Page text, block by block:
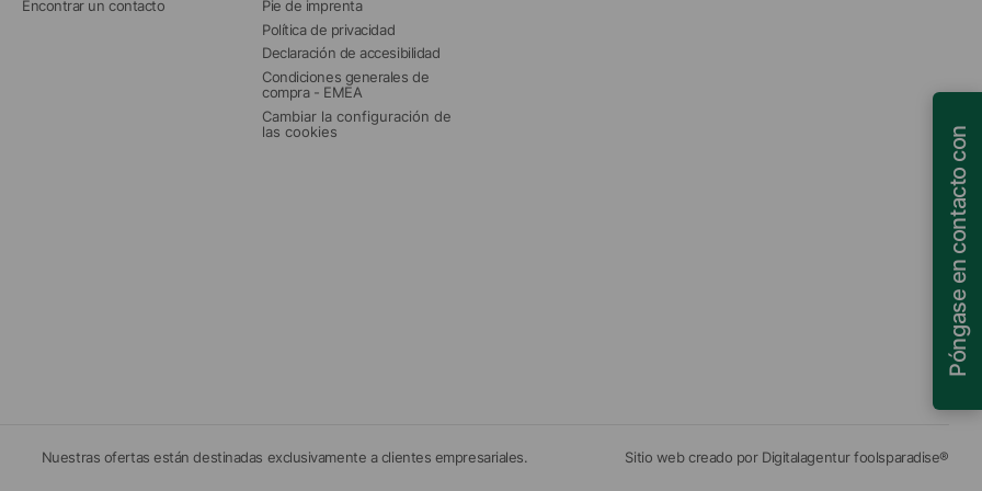
Encontrar un contacto
Pie de imprenta
Política de privacidad
Declaración de accesibilidad
Condiciones generales de
compra - EMEA
Cambiar la configuración de
las cookies
Nuestras ofertas están destinadas exclusivamente a clientes empresariales. Sitio web creado por Digitalagentur foolsparadise®
Póngase en contacto con